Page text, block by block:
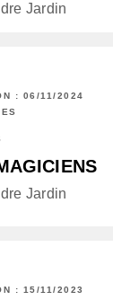
Jardin
: 06/11/2024
Jardin
: 15/11/2023